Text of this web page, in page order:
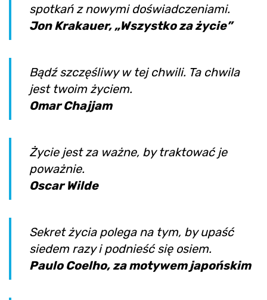
spotkań z nowymi doświadczeniami.
Jon Krakauer, „Wszystko za życie”
Bądź szczęśliwy w tej chwili. Ta chwila
jest twoim życiem.
Omar Chajjam
Życie jest za ważne, by traktować je
poważnie.
Oscar Wilde
Sekret życia polega na tym, by upaść
siedem razy i podnieść się osiem.
Paulo Coelho, za motywem japońskim